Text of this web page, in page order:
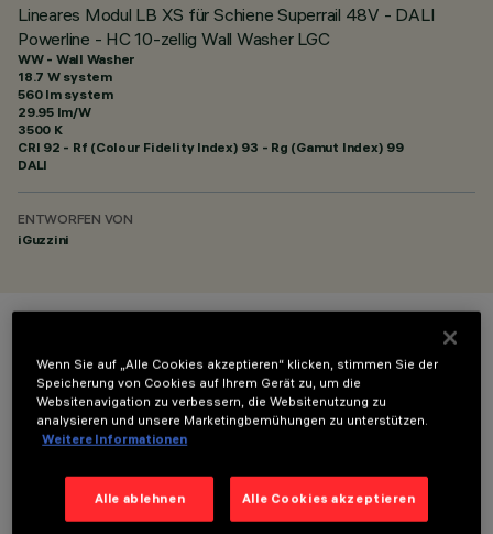
Lineares Modul LB XS für Schiene Superrail 48V - DALI
Powerline - HC 10-zellig Wall Washer LGC
WW - Wall Washer
18.7 W system
560 lm system
29.95 lm/W
3500 K
CRI 92 - Rf (Colour Fidelity Index) 93 - Rg (Gamut Index) 99
DALI
ENTWORFEN VON
iGuzzini
FARBE
TECHNISCHE DATEN
Wenn Sie auf „Alle Cookies akzeptieren“ klicken, stimmen Sie der
Speicherung von Cookies auf Ihrem Gerät zu, um die
Websitenavigation zu verbessern, die Websitenutzung zu
analysieren und unsere Marketingbemühungen zu unterstützen.
Weitere Informationen
Alle ablehnen Alle Cookies akzeptieren